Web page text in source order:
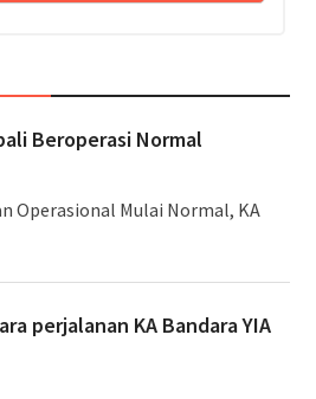
Beroperasi Normal
Operasional Mulai Normal, KA
perjalanan KA Bandara YIA